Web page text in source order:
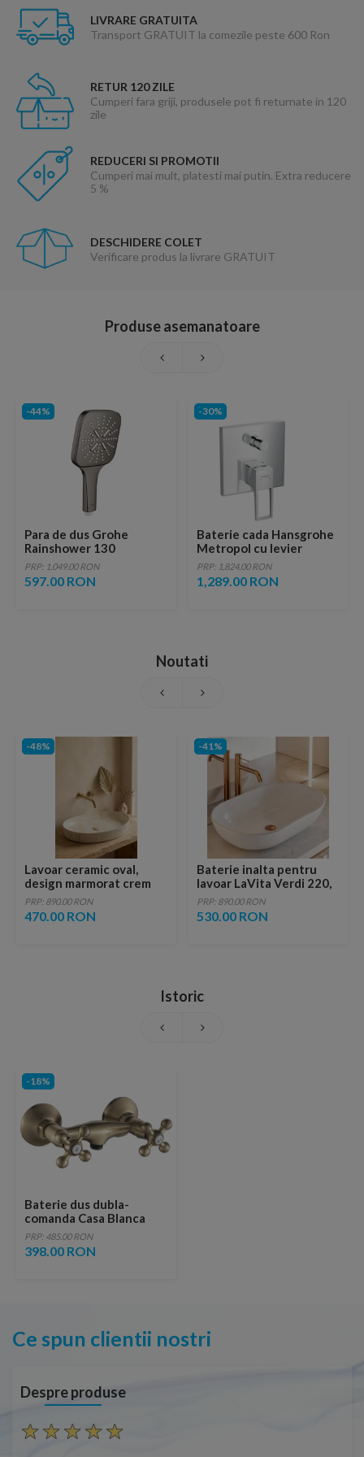
LIVRARE GRATUITA
Transport GRATUIT la comezile peste 600 Ron
RETUR 120 ZILE
Cumperi fara griji, produsele pot fi returnate in 120
zile
REDUCERI SI PROMOTII
Cumperi mai mult, platesti mai putin. Extra reducere
5 %
DESCHIDERE COLET
Verificare produs la livrare GRATUIT
Produse asemanatoare
-44%
Para de dus Grohe
Rainshower 130
SmartActive Cube
antracit periat Hard
Graphite 3 functii
PRP: 1,049.00 RON
597.00 RON
-30%
Baterie cada Hansgrohe
Metropol cu levier
decupat, necesita corp
incastrat
PRP: 1,824.00 RON
1,289.00 RON
Noutati
-48%
Lavoar ceramic oval,
design marmorat crem
lucios cu vene aurii,
ventil inclus
PRP: 890.00 RON
470.00 RON
-41%
Baterie inalta pentru
lavoar LaVita Verdi 220,
fara ventil, brushed
copper
PRP: 890.00 RON
530.00 RON
Istoric
-18%
Baterie dus dubla-
comanda Casa Blanca
Retro cu set de dus
inclus
PRP: 485.00 RON
398.00 RON
Ce spun clientii nostri
Despre produse